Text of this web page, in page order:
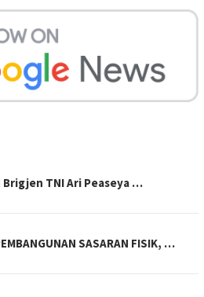
Brigjen TNI Ari Peaseya …
SASARAN FISIK, …